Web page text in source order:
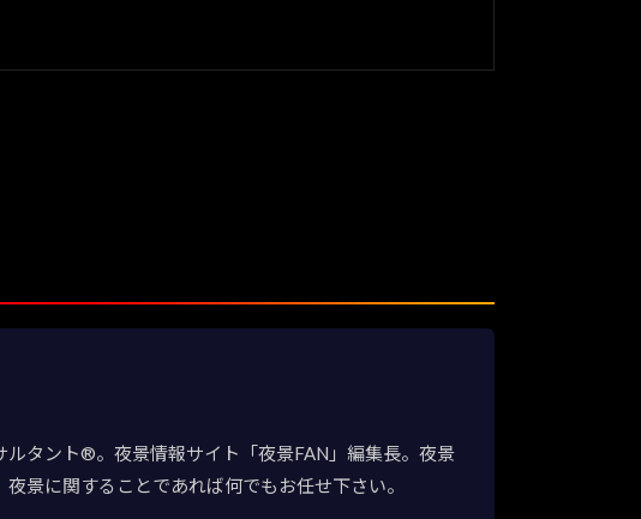
タント®。夜景情報サイト「夜景FAN」編集長。夜景
景に関することであれば何でもお任せ下さい。